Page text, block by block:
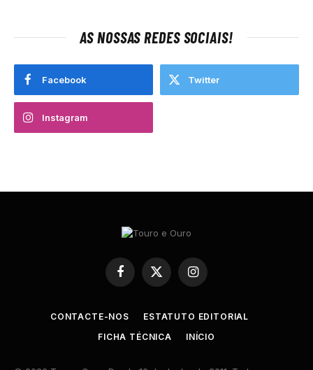
AS NOSSAS REDES SOCIAIS!
Facebook Twitter
Instagram
Facebook
X
(Twitter)
Instagram
CONTACTE-NOS
ESTATUTO EDITORIAL
FICHA TÉCNICA
INÍCIO